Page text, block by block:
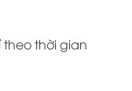
thời gian